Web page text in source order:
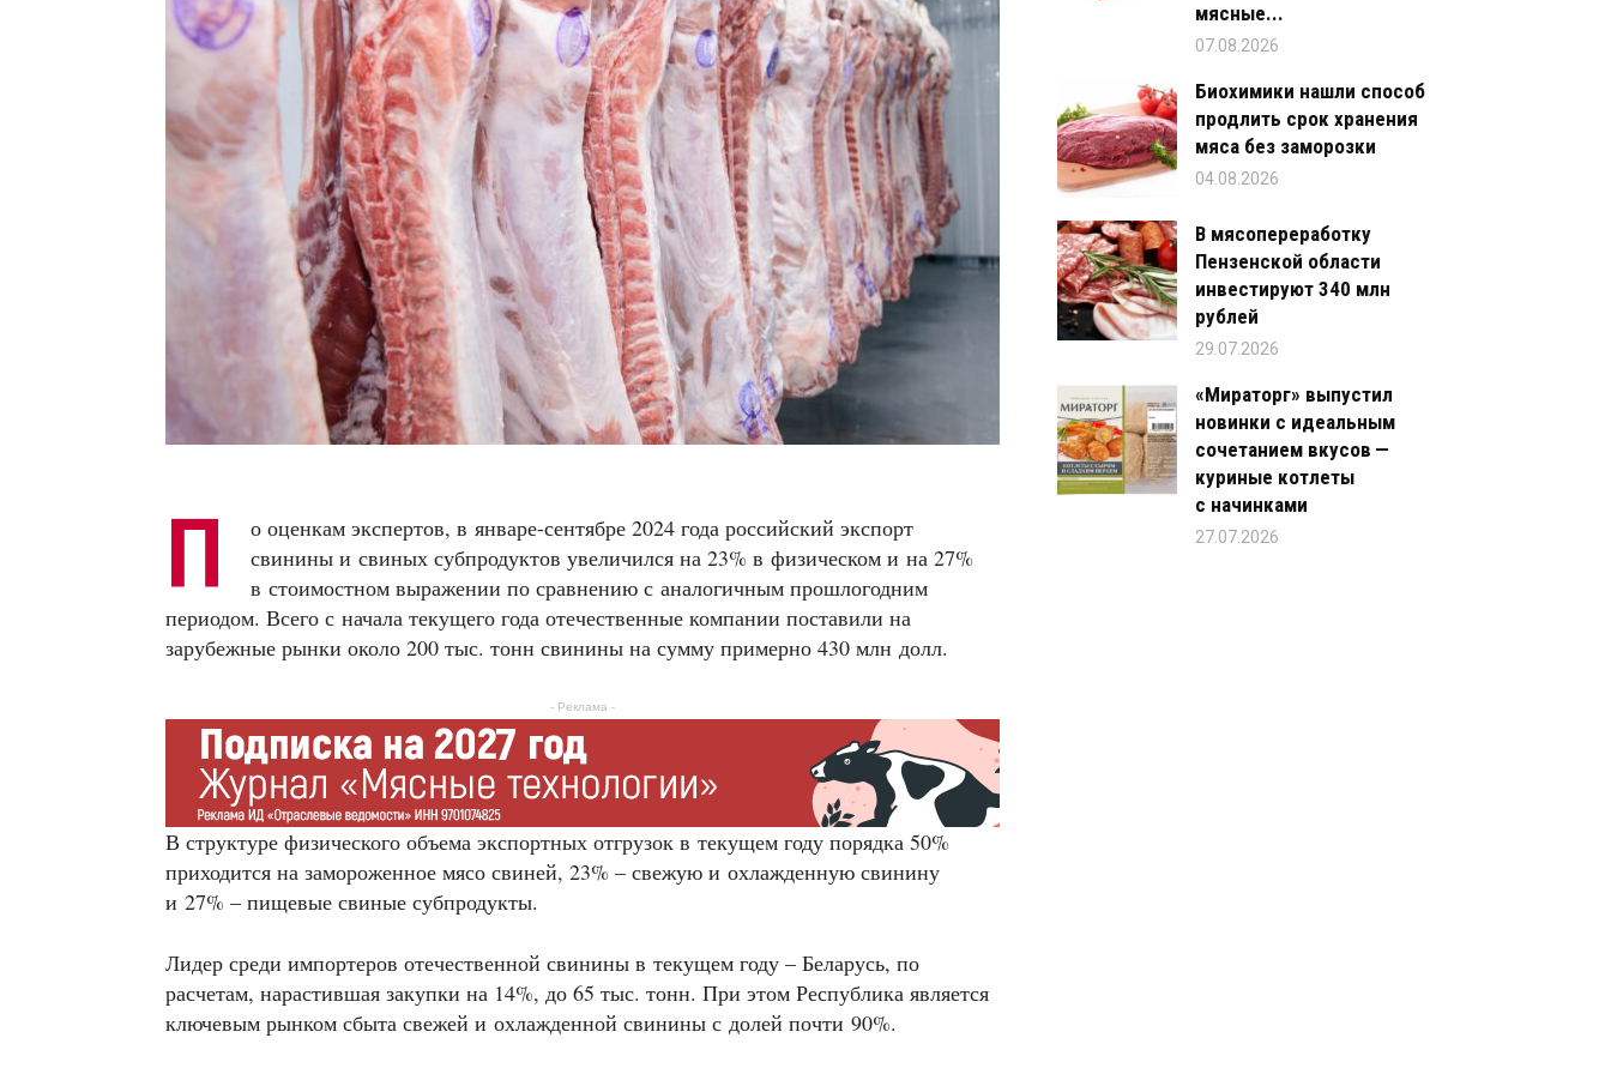
П
о оценкам экспертов, в январе-сентябре 2024 года российский экспорт
свинины и свиных субпродуктов увеличился на 23% в физическом и на 27%
в стоимостном выражении по сравнению с аналогичным прошлогодним
периодом. Всего с начала текущего года отечественные компании поставили на
зарубежные рынки около 200 тыс. тонн свинины на сумму примерно 430 млн долл.
- Реклама -
В структуре физического объема экспортных отгрузок в текущем году порядка 50%
приходится на замороженное мясо свиней, 23% – свежую и охлажденную свинину
и 27% – пищевые свиные субпродукты.
Лидер среди импортеров отечественной свинины в текущем году – Беларусь, по
расчетам, нарастившая закупки на 14%, до 65 тыс. тонн. При этом Республика является
ключевым рынком сбыта свежей и охлажденной свинины с долей почти 90%.
мясные...
07.08.2026
Биохимики нашли способ
продлить срок хранения
мяса без заморозки
04.08.2026
В мясопереработку
Пензенской области
инвестируют 340 млн
рублей
29.07.2026
«Мираторг» выпустил
новинки с идеальным
сочетанием вкусов —
куриные котлеты
с начинками
27.07.2026